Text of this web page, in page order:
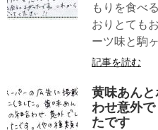
もりを食べ
おりとても
ーツ味と駒
記事を読む
黄味あん
わせ意外
たです